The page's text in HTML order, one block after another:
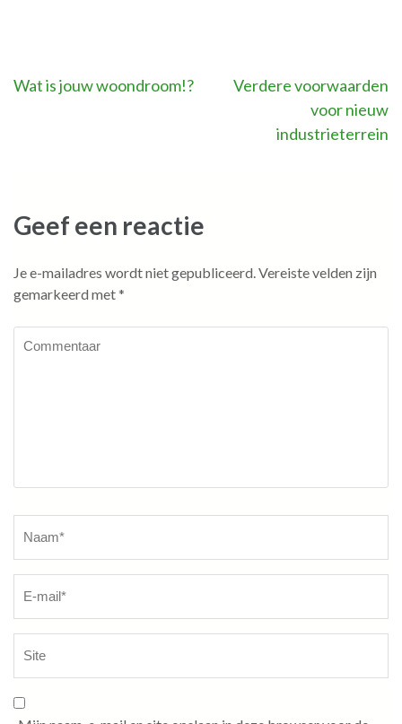
Bericht
Wat is jouw woondroom!?
Verdere voorwaarden
voor nieuw
industrieterrein
Geef een reactie
Je e-mailadres wordt niet gepubliceerd. Vereiste velden zijn
gemarkeerd met*